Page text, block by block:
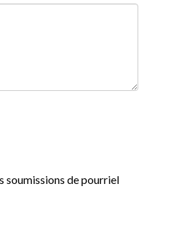
soumissions de pourriel